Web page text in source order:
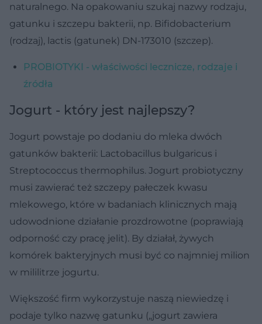
naturalnego. Na opakowaniu szukaj nazwy rodzaju,
gatunku i szczepu bakterii, np. Bifidobacterium
(rodzaj), lactis (gatunek) DN-173010 (szczep).
PROBIOTYKI - właściwości lecznicze, rodzaje i
źródła
Jogurt - który jest najlepszy?
Jogurt powstaje po dodaniu do mleka dwóch
gatunków bakterii: Lactobacillus bulgaricus i
Streptococcus thermophilus. Jogurt probiotyczny
musi zawierać też szczepy pałeczek kwasu
mlekowego, które w badaniach klinicznych mają
udowodnione działanie prozdrowotne (poprawiają
odporność czy pracę jelit). By działał, żywych
komórek bakteryjnych musi być co najmniej milion
w mililitrze jogurtu.
Większość firm wykorzystuje naszą niewiedzę i
podaje tylko nazwę gatunku („jogurt zawiera